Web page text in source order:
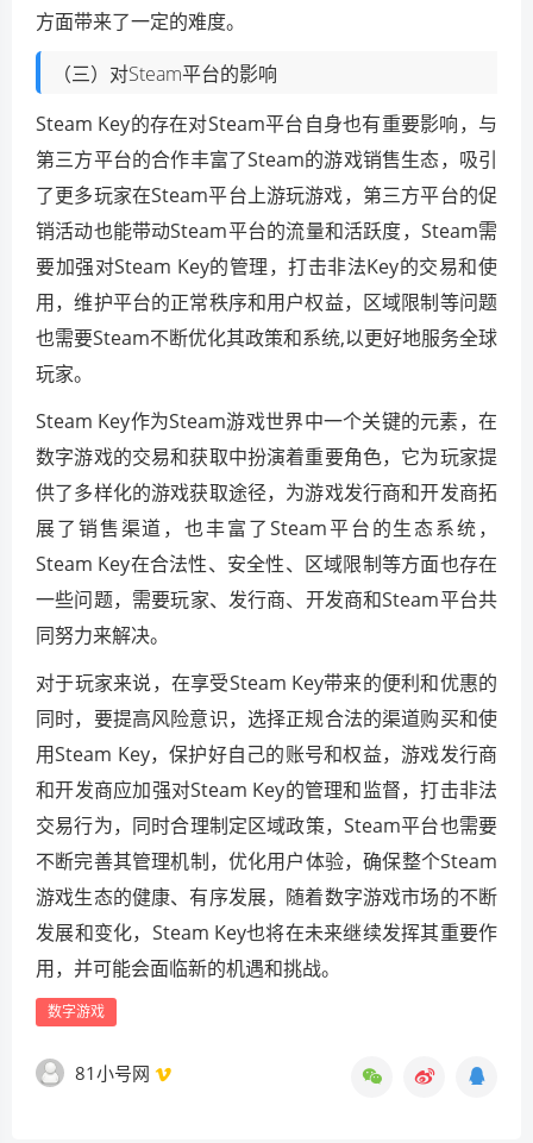
方面带来了一定的难度。
（三）对Steam平台的影响
Steam Key的存在对Steam平台自身也有重要影响，与
第三方平台的合作丰富了Steam的游戏销售生态，吸引
了更多玩家在Steam平台上游玩游戏，第三方平台的促
销活动也能带动Steam平台的流量和活跃度，Steam需
要加强对Steam Key的管理，打击非法Key的交易和使
用，维护平台的正常秩序和用户权益，区域限制等问题
也需要Steam不断优化其政策和系统,以更好地服务全球
玩家。
Steam Key作为Steam游戏世界中一个关键的元素，在
数字游戏的交易和获取中扮演着重要角色，它为玩家提
供了多样化的游戏获取途径，为游戏发行商和开发商拓
展了销售渠道，也丰富了Steam平台的生态系统，
Steam Key在合法性、安全性、区域限制等方面也存在
一些问题，需要玩家、发行商、开发商和Steam平台共
同努力来解决。
对于玩家来说，在享受Steam Key带来的便利和优惠的
同时，要提高风险意识，选择正规合法的渠道购买和使
用Steam Key，保护好自己的账号和权益，游戏发行商
和开发商应加强对Steam Key的管理和监督，打击非法
交易行为，同时合理制定区域政策，Steam平台也需要
不断完善其管理机制，优化用户体验，确保整个Steam
游戏生态的健康、有序发展，随着数字游戏市场的不断
发展和变化，Steam Key也将在未来继续发挥其重要作
用，并可能会面临新的机遇和挑战。
数字游戏
81小号网